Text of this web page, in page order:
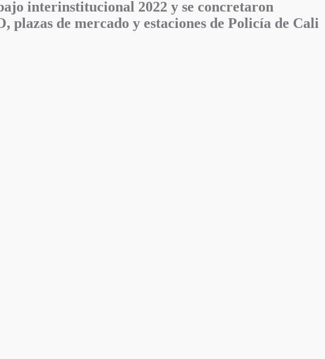
interinstitucional 2022 y se concretaron
plazas de mercado y estaciones de Policía de Cali